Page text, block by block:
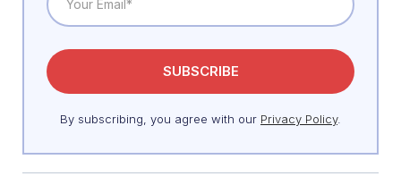
By subscribing, you agree with our Privacy Policy.